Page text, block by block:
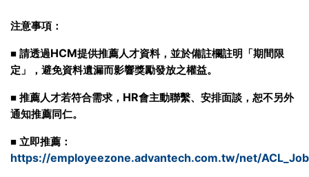
注意事項：
■ 請透過HCM提供推薦人才資料，並於備註欄註明「期間限
定」，避免資料遺漏而影響獎勵發放之權益。
■ 推薦人才若符合需求， HR會主動聯繫、安排面談，恕不另外
通知推薦同仁。
■ 立即推薦：
https://employeezone.advantech.com.tw/net/